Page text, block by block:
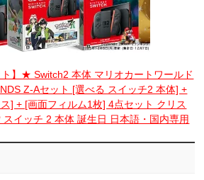
ト】★ Switch2 本体 マリオカートワールド
Z-Aセット [選べる スイッチ2 本体] +
] + [画面フィルム1枚] 4点セット クリス
イッチ 2 本体 誕生日 日本語・国内専用